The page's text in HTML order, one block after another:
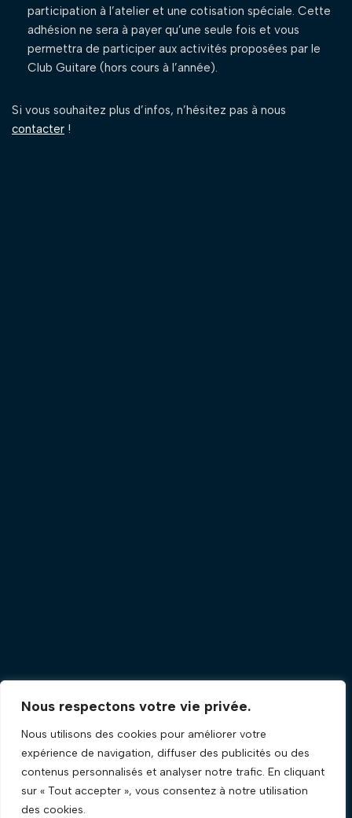
Nous respectons votre vie privée.
Nous utilisons des cookies pour améliorer votre
expérience de navigation, diffuser des publicités ou des
contenus personnalisés et analyser notre trafic. En cliquant
sur « Tout accepter », vous consentez à notre utilisation
des cookies.
participation à l’atelier et une cotisation spéciale. Cette
adhésion ne sera à payer qu’une seule fois et vous
permettra de participer aux activités proposées par le
Club Guitare (hors cours à l’année).
Si vous souhaitez plus d’infos, n’hésitez pas à nous
contacter !